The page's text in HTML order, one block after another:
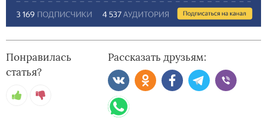
Понравилась
статья?
Рассказать друзьям: